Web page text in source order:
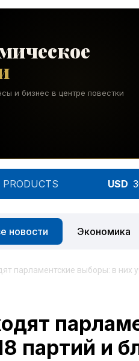
PRODUCTS USD
новости Экономика
парламентские выборы: в них
партий и